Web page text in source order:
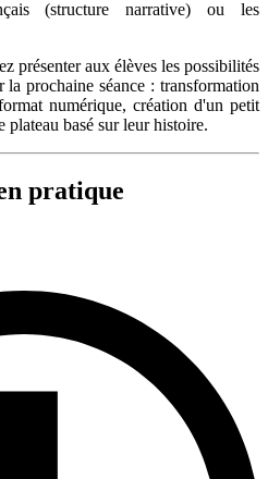
(structure narrative) ou les
présenter aux élèves les possibilités
prochaine séance : transformation
numérique, création d'un petit
basé sur leur histoire.
pratique